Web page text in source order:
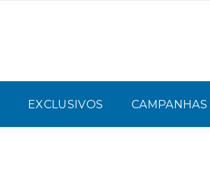
EXCLUSIVOS CAMPANHAS